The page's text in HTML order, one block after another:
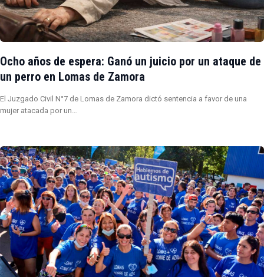
Ocho años de espera: Ganó un juicio por un ataque de
un perro en Lomas de Zamora
El Juzgado Civil N°7 de Lomas de Zamora dictó sentencia a favor de una
mujer atacada por un…